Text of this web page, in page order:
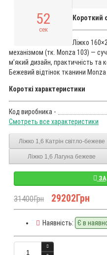
51
сек
Короткий
Ліжко
механізмом (тк. Monza 103) —
м’який дизайн, практичність
Бежевий відтінок тканини Monza
Короткі характеристики
Код виробника -
Смотреть все характеристики
Ліжко 1,6 Катрін світло-бежеве
Ліжко 1,6 Лагуна бежеве
31400Грн 29202Грн
Наявність: Є в